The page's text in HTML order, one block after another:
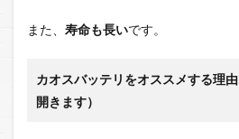
また、 寿命も長いです。
カオスバッテリをオススメする理
開きます）